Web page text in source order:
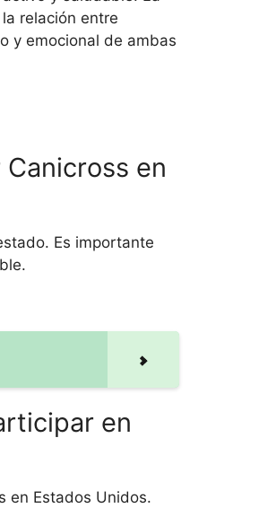
relación entre
y emocional de ambas
en
Es importante
en
en Estados Unidos.